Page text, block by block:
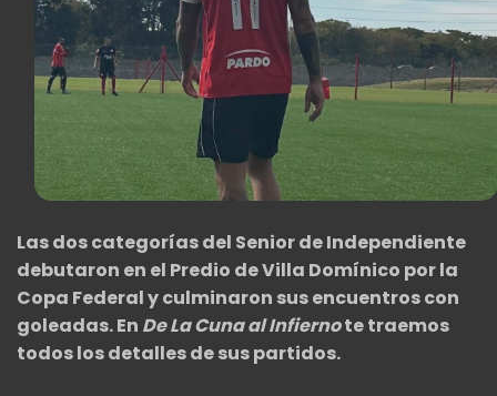
Las dos categorías del Senior deIndependiente
debutaron en el Predio de Villa Domínico por la
Copa Federal y culminaron sus encuentros con
goleadas. En De La Cuna al Infiernote traemos
todos los detalles de sus partidos.